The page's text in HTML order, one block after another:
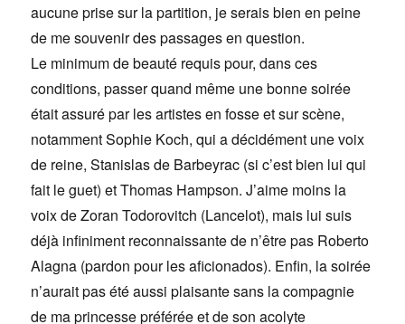
aucune prise sur la partition, je serais bien en peine
de me souvenir des passages en question.
Le minimum de beauté requis pour, dans ces
conditions, passer quand même une bonne soirée
était assuré par les artistes en fosse et sur scène,
notamment Sophie Koch, qui a décidément une voix
de reine, Stanislas de Barbeyrac (si c’est bien lui qui
fait le guet) et Thomas Hampson. J’aime moins la
voix de Zoran Todorovitch (Lancelot), mais lui suis
déjà infiniment reconnaissante de n’être pas Roberto
Alagna (pardon pour les aficionados). Enfin, la soirée
n’aurait pas été aussi plaisante sans la compagnie
de ma princesse préférée et de son acolyte